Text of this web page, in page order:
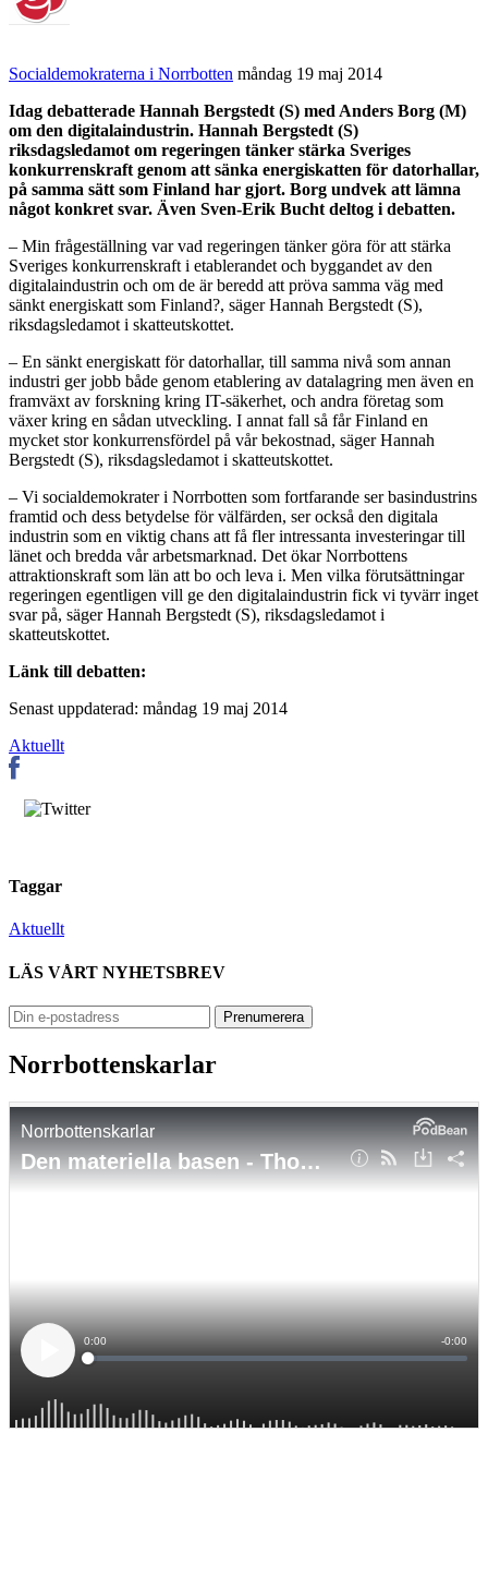
Socialdemokraterna i Norrbotten måndag 19 maj 2014
Idag debatterade Hannah Bergstedt (S) med Anders Borg (M)
om den digitalaindustrin. Hannah Bergstedt (S)
riksdagsledamot om regeringen tänker stärka Sveriges
konkurrenskraft genom att sänka energiskatten för datorhallar,
på samma sätt som Finland har gjort. Borg undvek att lämna
något konkret svar. Även Sven-Erik Bucht deltog i debatten.
– Min frågeställning var vad regeringen tänker göra för att stärka
Sveriges konkurrenskraft i etablerandet och byggandet av den
digitalaindustrin och om de är beredd att pröva samma väg med
sänkt energiskatt som Finland?, säger Hannah Bergstedt (S),
riksdagsledamot i skatteutskottet.
– En sänkt energiskatt för datorhallar, till samma nivå som annan
industri ger jobb både genom etablering av datalagring men även en
framväxt av forskning kring IT-säkerhet, och andra företag som
växer kring en sådan utveckling. I annat fall så får Finland en
mycket stor konkurrensfördel på vår bekostnad, säger Hannah
Bergstedt (S), riksdagsledamot i skatteutskottet.
– Vi socialdemokrater i Norrbotten som fortfarande ser basindustrins
framtid och dess betydelse för välfärden, ser också den digitala
industrin som en viktig chans att få fler intressanta investeringar till
länet och bredda vår arbetsmarknad. Det ökar Norrbottens
attraktionskraft som län att bo och leva i. Men vilka förutsättningar
regeringen egentligen vill ge den digitalaindustrin fick vi tyvärr inget
svar på, säger Hannah Bergstedt (S), riksdagsledamot i
skatteutskottet.
Länk till debatten:
Senast uppdaterad: måndag 19 maj 2014
Aktuellt
Taggar
Aktuellt
LÄS VÅRT NYHETSBREV
Norrbottenskarlar